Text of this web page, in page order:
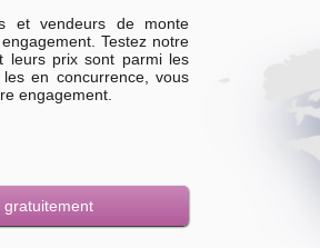
et vendeurs de monte
Testez notre
leurs prix sont parmi les
en concurrence, vous
engagement.
gratuitement